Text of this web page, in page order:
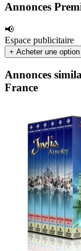
Annonces
📢
Espace publicitaire
+ Acheter une option
Annonces
France